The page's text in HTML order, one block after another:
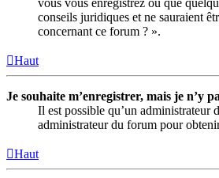
conseils juridiques et ne sauraient
concernant ce forum ? ».
Haut
Je souhaite m’enregistrer, mais je n’y
Il est possible qu’un administrateur
administrateur du forum pour
Haut